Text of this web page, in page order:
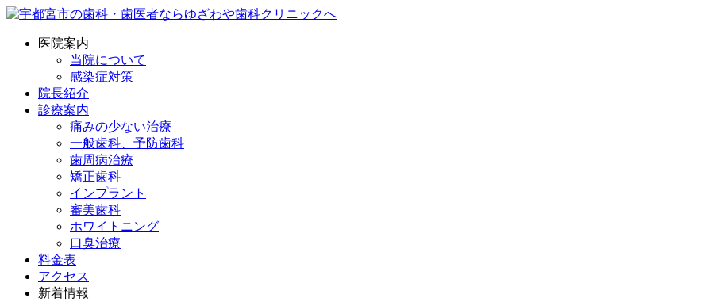
医院案内
当院について
感染症対策
院長紹介
診療案内
痛みの少ない治療
一般歯科、予防歯科
歯周病治療
矯正歯科
インプラント
審美歯科
ホワイトニング
口臭治療
料金表
アクセス
新着情報